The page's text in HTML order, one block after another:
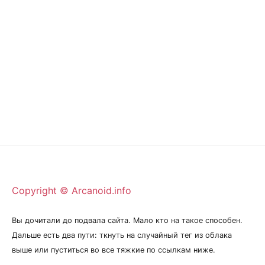
Copyright © Arcanoid.info
Вы дочитали до подвала сайта. Мало кто на такое способен.
Дальше есть два пути: ткнуть на случайный тег из облака
выше или пуститься во все тяжкие по ссылкам ниже.